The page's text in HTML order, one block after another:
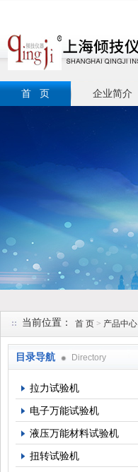
首 页 企业简介
当前位置： 首 页 > 产品中心
目录导航 Directory
拉力试验机
电子万能试验机
液压万能材料试验机
扭转试验机